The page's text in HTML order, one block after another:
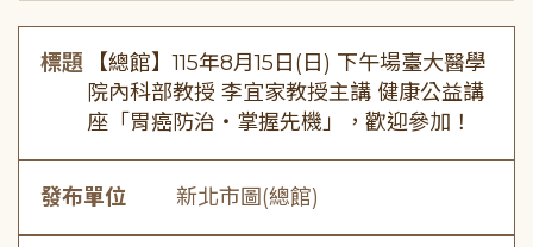
標題
【總館】115年8月15日(日) 下午場臺大醫學
院內科部教授 李宜家教授主講 健康公益講
座「胃癌防治・掌握先機」，歡迎參加！
發布單位 新北市圖(總館)